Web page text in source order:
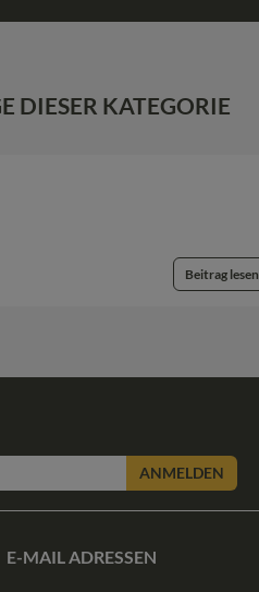
DIESER KATEGORIE
Beitrag lesen
ANMELDEN
E-MAIL ADRESSEN